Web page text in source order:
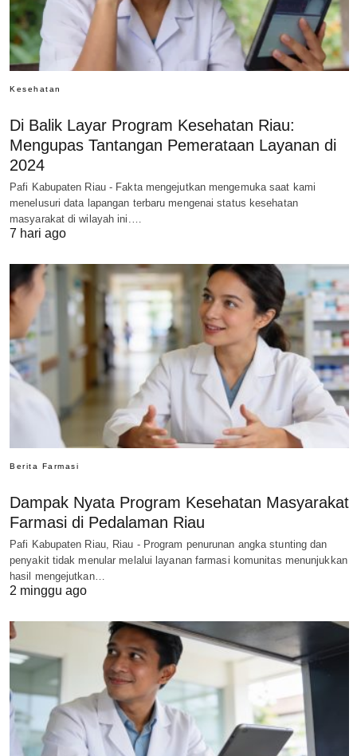
Kesehatan
Di Balik Layar Program Kesehatan Riau:
Mengupas Tantangan Pemerataan Layanan di
2024
Pafi Kabupaten Riau - Fakta mengejutkan mengemuka saat kami
menelusuri data lapangan terbaru mengenai status kesehatan
masyarakat di wilayah ini.…
7 hari ago
Berita Farmasi
Dampak Nyata Program Kesehatan Masyarakat
Farmasi di Pedalaman Riau
Pafi Kabupaten Riau, Riau - Program penurunan angka stunting dan
penyakit tidak menular melalui layanan farmasi komunitas menunjukkan
hasil mengejutkan…
2 minggu ago